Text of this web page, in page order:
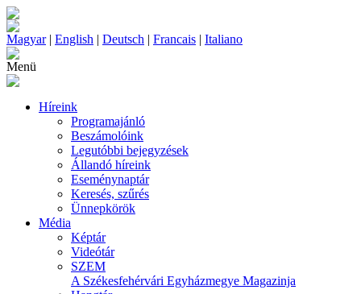
Magyar| English | Deutsch | Francais | Italiano
Menü
Híreink
Programajánló
Beszámolóink
Legutóbbi bejegyzések
Állandó híreink
Eseménynaptár
Keresés, szűrés
Ünnepkörök
Média
Képtár
Videótár
SZEM
A Székesfehérvári Egyházmegye Magazinja